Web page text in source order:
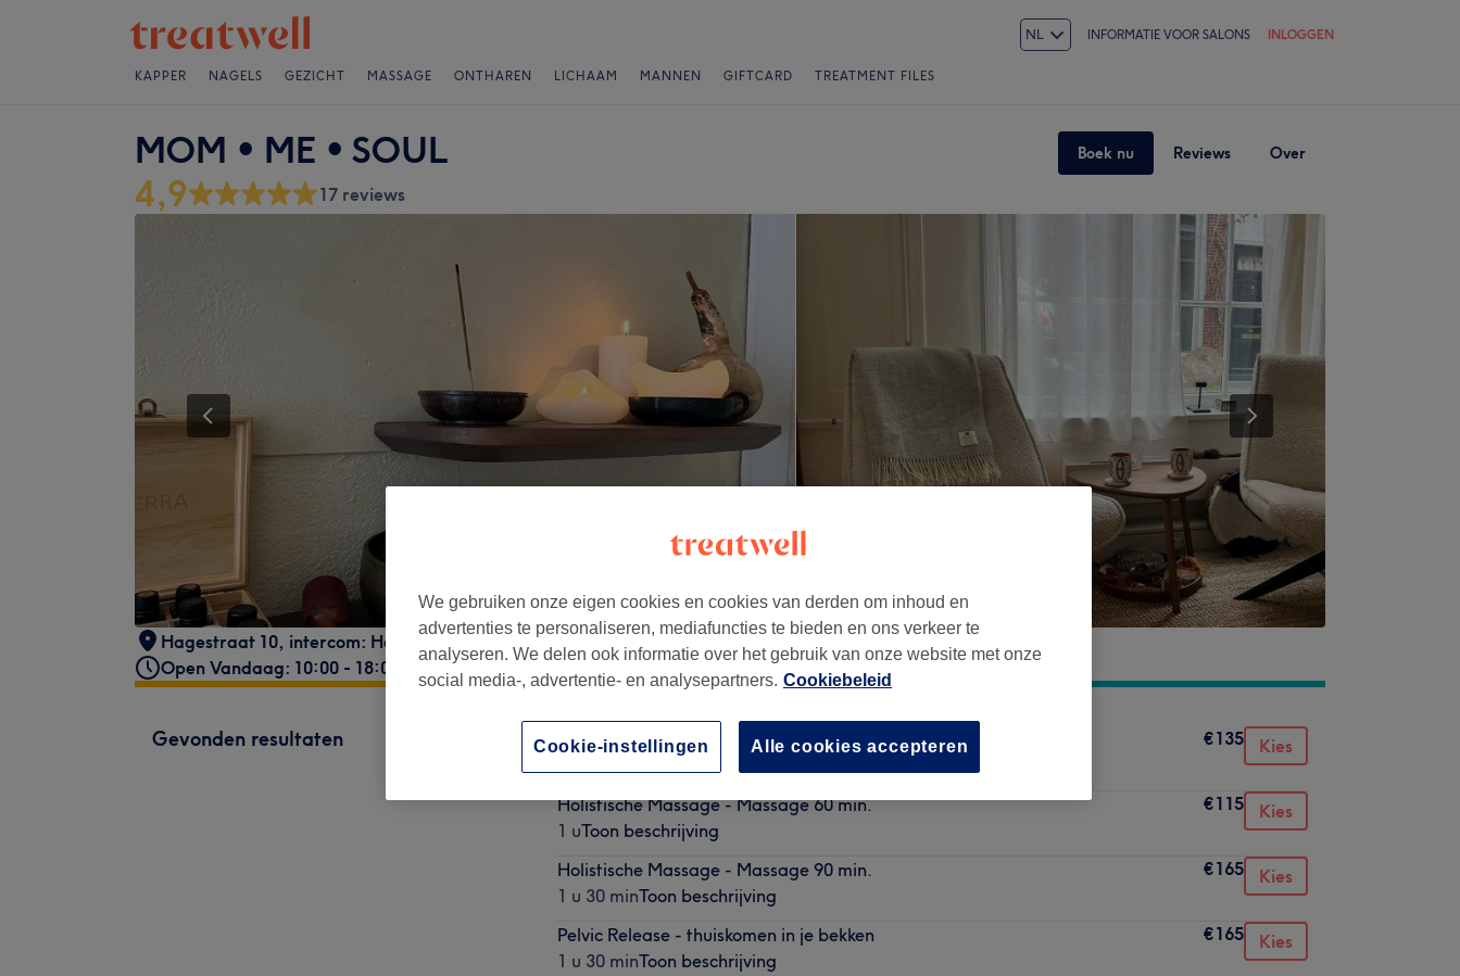
NL INFORMATIE VOOR SALONS INLOGGEN
KAPPER NAGELS GEZICHT MASSAGE ONTHAREN LICHAAM MANNEN GIFTCARD TREATMENT FILES
MOM • ME • SOUL Boek nu Reviews Over
4,9 17 reviews
Hagestraat 10, intercom: Het Achtste Huis, Haarlem, 2011CN
Open Vandaag: 10:00 - 18:00
Gevonden resultaten
Ontspanningsmassage - Massage 75 min.
€135 Kies
Holistische Massage - Massage 60 min.
1 uToon beschrijving
€115 Kies
Holistische Massage - Massage 90 min.
1 u 30 minToon beschrijving
€165 Kies
Pelvic Release - thuiskomen in je bekken
1 u 30 minToon beschrijving
€165 Kies
We gebruiken onze eigen cookies en cookies van derden om inhoud en
advertenties te personaliseren, mediafuncties te bieden en ons verkeer te
analyseren. We delen ook informatie over het gebruik van onze website met onze
social media-, advertentie- en analysepartners. Cookiebeleid
Alle cookies accepteren
Cookie-instellingen